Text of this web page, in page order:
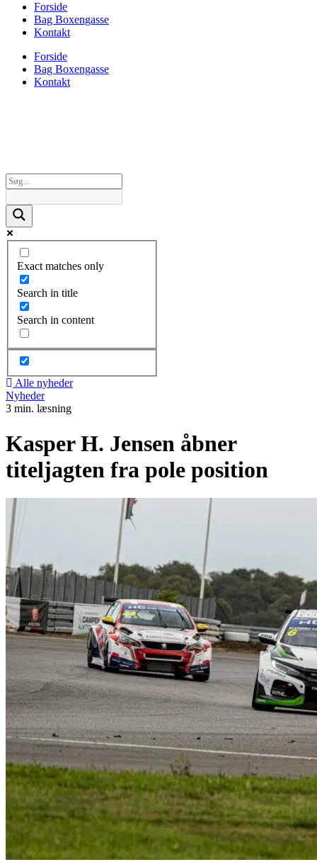
Forside
Bag Boxengasse
Kontakt
Forside
Bag Boxengasse
Kontakt
Exact matches only
Search in title
Search in content
Alle nyheder
Nyheder
3 min. læsning
Kasper H. Jensen åbner
titeljagten fra pole position